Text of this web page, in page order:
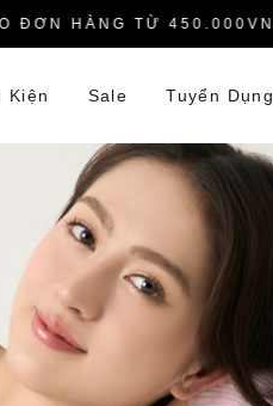
HÀNG TỪ 450.000VNĐ
Kiện Sale Tuyển Dụng